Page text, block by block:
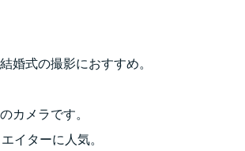
婚式の撮影におすすめ。
カメラです。
イターに人気。